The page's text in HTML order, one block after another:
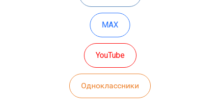
MAX
YouTube
Одноклассники